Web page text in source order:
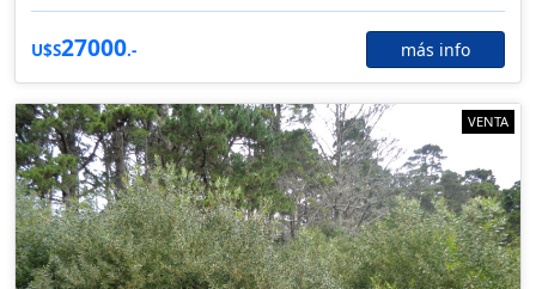
U$S27000.- más info
VENTA